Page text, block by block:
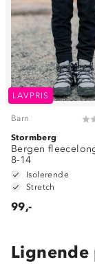
LAVPRIS
Barn
Stormberg
Bergen
8-14
Isolerende
Stretch
99,-